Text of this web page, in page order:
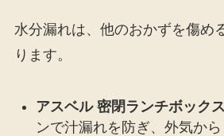
水分漏れは、他のおかずを傷め
ります。
アスベル 密閉ランチボックス
ンで汁漏れを防ぎ、外気から